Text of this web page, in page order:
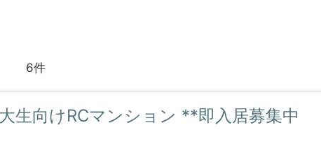
6件
生向けRCマンション **即入居募集中